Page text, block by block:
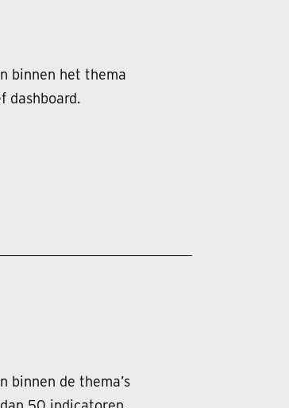
binnen het thema
dashboard.
binnen de thema’s